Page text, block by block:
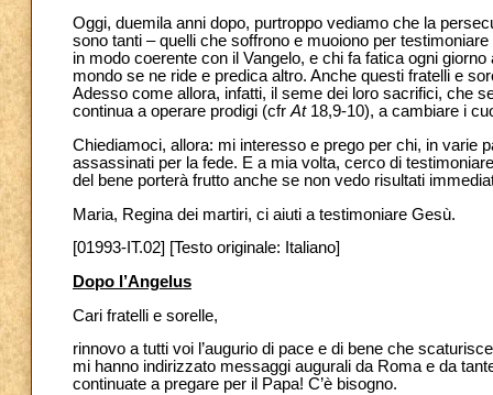
Oggi, duemila anni dopo, purtroppo vediamo che la
sono tanti – quelli che soffrono e muoiono per
in modo coerente con il Vangelo, e chi fa fatica ogni
mondo se ne ride e predica altro. Anche questi fratelli e
Adesso come allora, infatti, il seme dei loro sacrifici, che
continua a operare prodigi (cfrAt 18,9-10), a cambiare i
Chiediamoci, allora: mi interesso e prego per chi, in varie
assassinati per la fede. E a mia volta, cerco di
del bene porterà frutto anche se non vedo risultati
Maria, Regina dei martiri, ci aiuti a testimoniare Gesù.
[01993-IT.02] [Testo originale: Italiano]
Dopo l’Angelus
Cari fratelli e sorelle,
rinnovo a tutti voi l’augurio di pace e di bene che
mi hanno indirizzato messaggi augurali da Roma e da
continuate a pregare per il Papa! C’è bisogno.